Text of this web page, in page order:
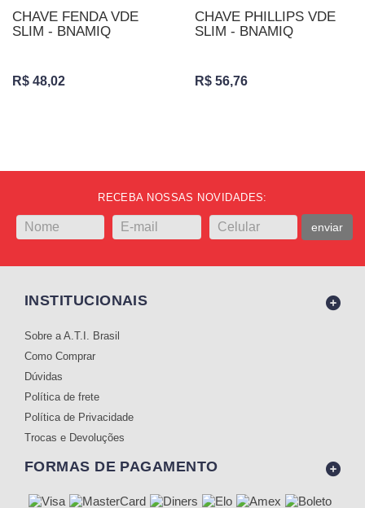
CHAVE FENDA VDE
SLIM - BNAMIQ
R$ 48,02
CHAVE PHILLIPS VDE
SLIM - BNAMIQ
R$ 56,76
RECEBA NOSSAS NOVIDADES:
enviar
INSTITUCIONAIS
Sobre a A.T.I. Brasil
Como Comprar
Dúvidas
Política de frete
Política de Privacidade
Trocas e Devoluções
FORMAS DE PAGAMENTO